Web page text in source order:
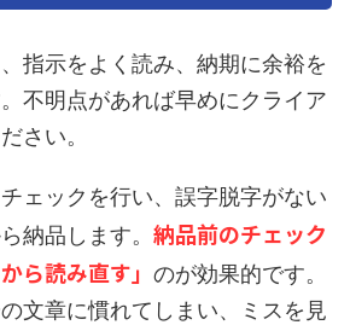
指示をよく読み、納期に余裕を
不明点があれば早めにクライア
さい。
ェックを行い、誤字脱字がない
納品します。 納品前のチェック
ら読み直す」 のが効果的です。
文章に慣れてしまい、ミスを見